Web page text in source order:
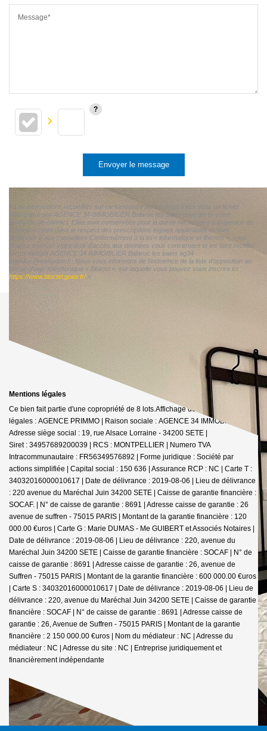
Message*
Envoyer le message
« Les informations recueillies sur ce formulaire sont enregistrées dans un fichier
informatisé par AGENCE 34 IMMOBILIER Balaruc les bains pour gérer votre
demande de contact. Elles sont conservées pour la durée nécessaire à la gestion de
la relation client dans le respect des prescriptions légales applicables et sont
destinées à nos conseillers Conformément à la loi « informatique et libertés », vous
pouvez exercer votre droit d'accès aux données vous concernant et les faire rectifier
en contactant AGENCE 34 IMMOBILIER Balaruc les bains ag34-
aqualios@wanadoo.fr. Nous vous informons de l'existence de la liste d'opposition au
démarchage téléphonique « Bloctel », sur laquelle vous pouvez vous inscrire ici :
https://www.bloctel.gouv.fr/»
Mentions légales
Ce bien fait partie d'une copropriété de 8 lots.Affichage des informations
légales : AGENCE PRIMMO | Raison sociale : AGENCE 34 IMMOBILIER |
Adresse siège social : 19, rue Alsace Lorraine - 34200 SETE |
Siret : 34957689200039 | RCS : MONTPELLIER | Numero TVA
Intracommunautaire : FR56349576892 | Forme juridique : Société par
actions simplifiée | Capital social : 150 636 | Assurance RCP : NC | Carte T :
34032016000010617 | Date de délivrance : 2019-08-06 | Lieu de délivrance
: 220 avenue du Maréchal Juin 34200 SETE | Caisse de garantie financière :
SOCAF. | N° de caisse de garantie : 8691 | Adresse caisse de garantie : 26
avenue de suffren - 75015 PARIS | Montant de la garantie financière : 120
000.00 €uros | Carte G : Marie DUMAS - Me GUIBERT et Associés Notaires |
Date de délivrance : 2019-08-06 | Lieu de délivrance : 220, avenue du
Maréchal Juin 34200 SETE | Caisse de garantie financière : SOCAF | N° de
caisse de garantie : 8691 | Adresse caisse de garantie : 26, avenue de
Suffren - 75015 PARIS | Montant de la garantie financière : 600 000.00 €uros
| Carte S : 34032016000010617 | Date de délivrance : 2019-08-06 | Lieu de
délivrance : 220, avenue du Maréchal Juin 34200 SETE | Caisse de garantie
financière : SOCAF | N° de caisse de garantie : 8691 | Adresse caisse de
garantie : 26, Avenue de Suffren - 75015 PARIS | Montant de la garantie
financière : 2 150 000.00 €uros | Nom du médiateur : NC | Adresse du
médiateur : NC | Adresse du site : NC | Entreprise juridiquement et
financièrement indépendante